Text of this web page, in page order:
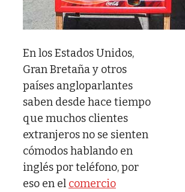
En los Estados Unidos,
Gran Bretaña y otros
países angloparlantes
saben desde hace tiempo
que muchos clientes
extranjeros no se sienten
cómodos hablando en
inglés por teléfono, por
eso en el comercio